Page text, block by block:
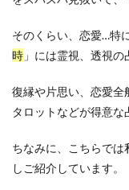
そのくらい、恋愛…特
時 」には霊視、透視の
復縁や片思い、恋愛全
タロットなどが得意な
ちなみに、こちらでは
しご紹介しています。